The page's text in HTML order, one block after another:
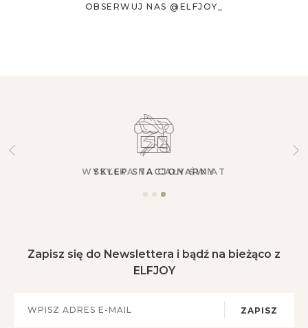
OBSERWUJ NAS @ELFJOY_
SKLEP STACJONARNY
Zapisz się do Newslettera i bądź na bieżąco z
ELFJOY
ZAPISZ